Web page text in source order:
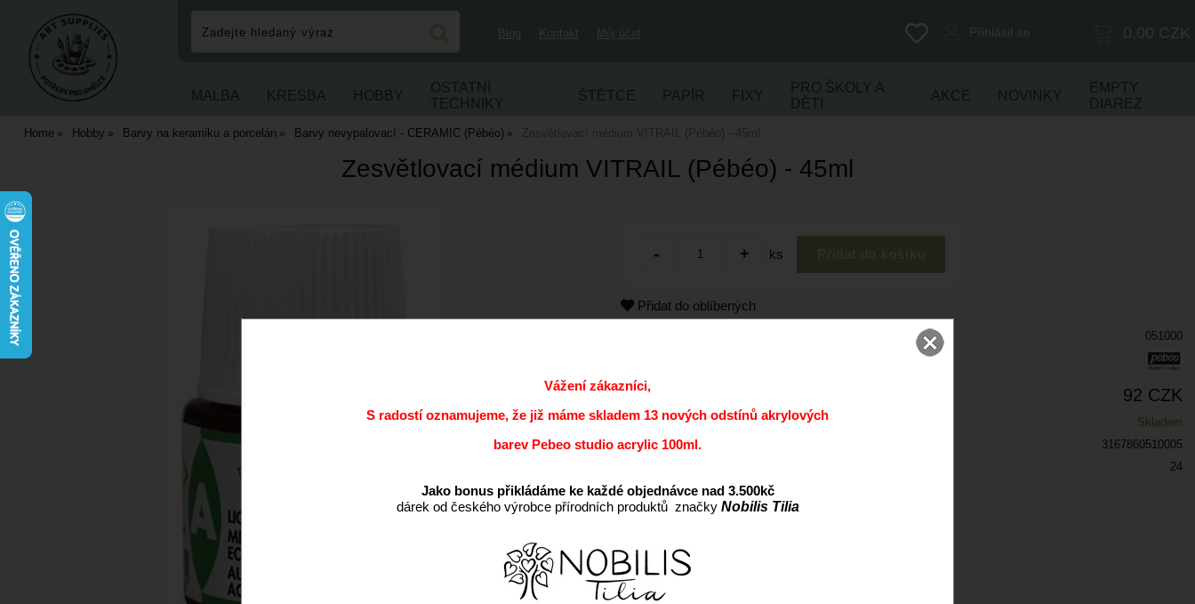
Blog Kontakt Můj účet 0,00 CZK
Přihlásit se
MALBA KRESBA HOBBY
OSTATNÍ
TECHNIKY
ŠTĚTCE PAPÍR FIXY
PRO ŠKOLY A
DĚTI
AKCE NOVINKY
EMPTY
DIAREZ
Home Hobby Barvy na keramiku a porcelán Barvy nevypalovací - CERAMIC (Pébéo) Zesvětlovací médium VITRAIL (Pébéo) - 45ml
Zesvětlovací médium VITRAIL (Pébéo) - 45ml
ks
Přidat do oblíbených
051000
Cena s DPH: 92 CZK
Dostupnost:
Skladem
EAN:
3167860510005
24
Vážení zákazníci,
S radostí oznamujeme, že již máme skladem 13 nových odstínů akrylových
barev Pebeo studio acrylic 100ml.
Jako bonus přikládáme ke každé objednávce nad 3.500kč
dárek od českého výrobce přírodních produktů značky Nobilis Tilia